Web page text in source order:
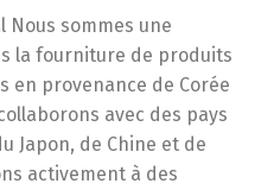
Nous sommes une
la fourniture de produits
en provenance de Corée
avec des pays
Japon, de Chine et de
activement à des